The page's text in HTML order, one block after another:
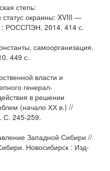
степь:
статус окраины: XVIII —
: РОССПЭН, 2014. 414 с.
самоорганизация.
449 с.
власти и
генерал-
в решении
(начало ХХ в.) //
С. 245-259.
Западной Сибири //
Новосибирск : Изд-